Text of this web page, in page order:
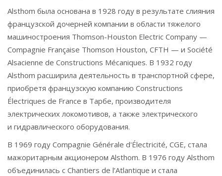
Alsthom была основана в 1928 году в результате слияния
французской дочерней компании в области тяжелого
машиностроения Thomson-Houston Electric Company —
Compagnie Française Thomson Houston, CFTH — и Société
Alsacienne de Constructions Mécaniques. В 1932 году
Alsthom расширила деятельность в транспортной сфере,
приобретя французскую компанию Constructions
Électriques de France в Тарбе, производителя
электрических локомотивов, а также электрического
и гидравлического оборудования.
В 1969 году Compagnie Générale d'Électricité, CGE, стала
мажоритарным акционером Alsthom. В 1976 году Alsthom
объединилась с Chantiers de l’Atlantique и стала